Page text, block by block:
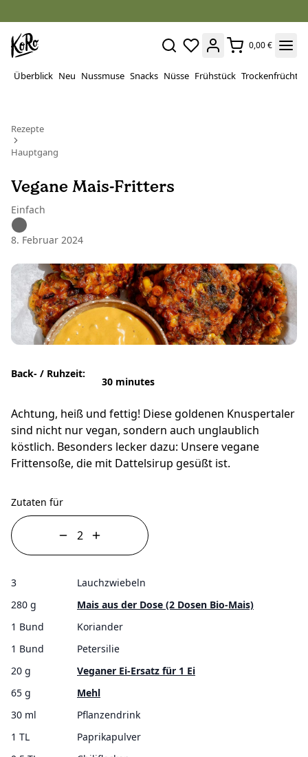
0,00 €
Überblick Neu Nussmuse Snacks Nüsse Frühstück Trockenfrüchte
Rezepte
Hauptgang
Vegane Mais-Fritters
Einfach
8. Februar 2024
Back- / Ruhzeit:
30 minutes
Achtung, heiß und fettig! Diese goldenen Knuspertaler
sind nicht nur vegan, sondern auch unglaublich
köstlich. Besonders lecker dazu: Unsere vegane
Frittensoße, die mit Dattelsirup gesüßt ist.
Zutaten für
3
Lauchzwiebeln
280 g
Mais aus der Dose (2 Dosen Bio-Mais)
1 Bund
Koriander
1 Bund
Petersilie
20 g
Veganer Ei-Ersatz für 1 Ei
65 g
Mehl
30 ml
Pflanzendrink
1 TL
Paprikapulver